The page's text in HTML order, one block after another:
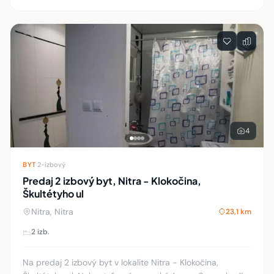
4
BYT· 2-izbový
Predaj 2 izbový byt, Nitra - Klokočina,
Škultétyho ul
Nitra, Nitra 23,1 km
2 izb.
Na predaj 2 izbový byt v lokalite Nitra - Klokočina,